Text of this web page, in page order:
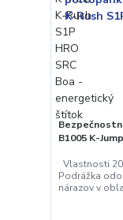
B1005 K-
Vlastnosti
Podrážka
nárazov v